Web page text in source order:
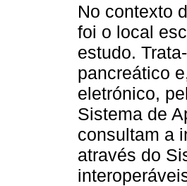
No contexto
foi o local
estudo.
pancreático
eletrónico,
Sistema de
consultam a
através do